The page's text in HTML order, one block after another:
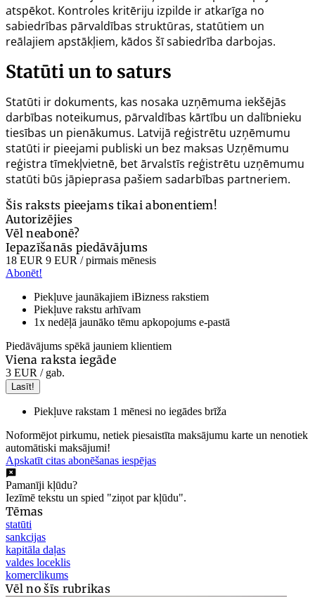
atspēkot. Kontroles kritēriju izpilde ir atkarīga no
sabiedrības pārvaldības struktūras, statūtiem un
reālajiem apstākļiem, kādos šī sabiedrība darbojas.
Statūti un to saturs
Statūti ir dokuments, kas nosaka uzņēmuma iekšējās
darbības noteikumus, pārvaldības kārtību un dalībnieku
tiesības un pienākumus. Latvijā reģistrētu uzņēmumu
statūti ir pieejami publiski un bez maksas Uzņēmumu
reģistra tīmekļvietnē, bet ārvalstīs reģistrētu uzņēmumu
statūti būs jāpieprasa pašiem sadarbības partneriem.
Šis raksts pieejams tikai abonentiem!
Autorizējies
Vēl neabonē?
Iepazīšanās piedāvājums
18 EUR 9 EUR / pirmais mēnesis
Abonēt!
Piekļuve jaunākajiem iBizness rakstiem
Piekļuve rakstu arhīvam
1x nedēļā jaunāko tēmu apkopojums e-pastā
Piedāvājums spēkā jauniem klientiem
Viena raksta iegāde
3 EUR / gab.
Lasīt!
Piekļuve rakstam 1 mēnesi no iegādes brīža
Noformējot pirkumu, netiek piesaistīta maksājumu karte un nenotiek
automātiski maksājumi!
Apskatīt citas abonēšanas iespējas
Pamanīji kļūdu?
Iezīmē tekstu un spied "ziņot par kļūdu".
Tēmas
statūti
sankcijas
kapitāla daļas
valdes loceklis
komerclikums
Vēl no šīs rubrikas